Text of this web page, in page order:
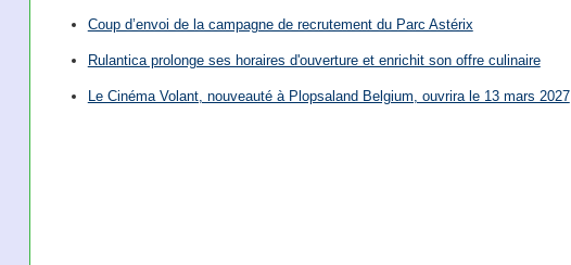
Coup d’envoi de la campagne de recrutement du Parc Astérix
Rulantica prolonge ses horaires d'ouverture et enrichit son offre culinaire
Le Cinéma Volant, nouveauté à Plopsaland Belgium, ouvrira le 13 mars 2027